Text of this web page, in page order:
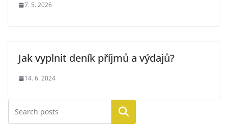
7. 5. 2026
Jak vyplnit deník příjmů a výdajů?
14. 6. 2024
Hledat